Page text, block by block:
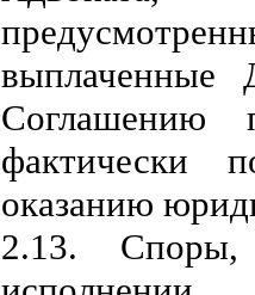
выплаченные
Соглашению
фактически
оказанию
2.13. Споры,